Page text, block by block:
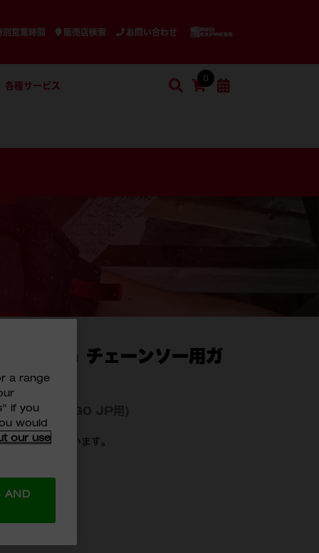
営業時間 販売店検索 お問い合わせ
各種サービス 検索 ショッピングカート
0
ンチ) チェーンソー用ガ
FCHS-0G0 JP用)
る場合がございます。
a range
if you
would
our use
AND